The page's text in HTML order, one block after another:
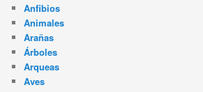
Anfibios
Animales
Arañas
Árboles
Arqueas
Aves